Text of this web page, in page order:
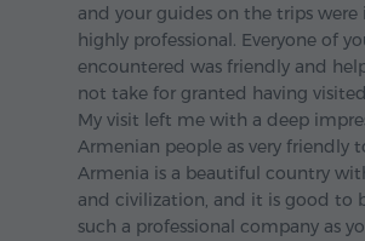
and your guides on the trips
highly professional. Everyone of
encountered was friendly and
not take for granted having
My visit left me with a deep
Armenian people as very friendly
Armenia is a beautiful country
and civilization, and it is good to
such a professional company as